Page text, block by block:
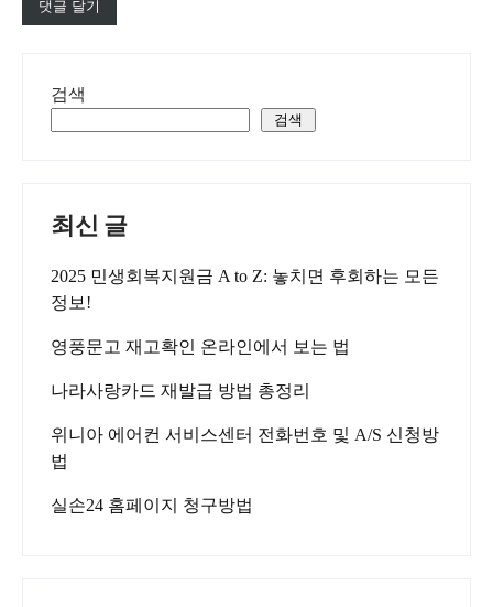
검색
검색
최신 글
2025 민생회복지원금 A to Z: 놓치면 후회하는 모든
정보!
영풍문고 재고확인 온라인에서 보는 법
나라사랑카드 재발급 방법 총정리
위니아 에어컨 서비스센터 전화번호 및 A/S 신청방
법
실손24 홈페이지 청구방법